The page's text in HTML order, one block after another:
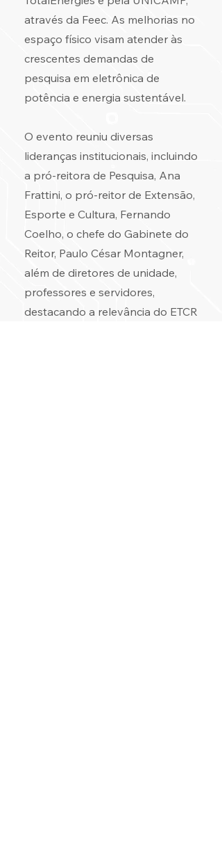
através da Feec. As melhorias no
espaço físico visam atender às
crescentes demandas de
pesquisa em eletrônica de
potência e energia sustentável.
O evento reuniu diversas
lideranças institucionais, incluindo
a pró-reitora de Pesquisa, Ana
Frattini, o pró-reitor de Extensão,
Esporte e Cultura, Fernando
Coelho, o chefe do Gabinete do
Reitor, Paulo César Montagner,
além de diretores de unidade,
professores e servidores,
destacando a relevância do ETCR